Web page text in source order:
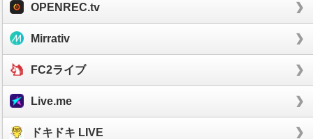
OPENREC.tv
Mirrativ
FC2ライブ
Live.me
ドキドキ LIVE